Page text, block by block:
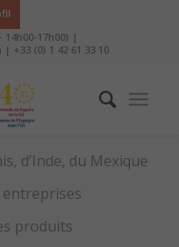
14h00-17h00) |
+33 (0) 1 42 61 33 10
d’Inde, du Mexique
entreprises
produits